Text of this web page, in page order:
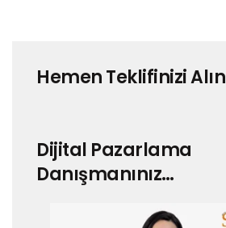
Hemen Teklifinizi Alın
Dijital Pazarlama
Danışmanınız…